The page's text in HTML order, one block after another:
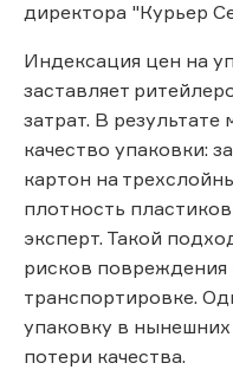
директора "Курьер
Индексация цен на
заставляет
затрат. В
качество упаковки:
картон на
плотность
эксперт. Такой
рисков повреждения
транспортировке.
упаковку в
потери качества.